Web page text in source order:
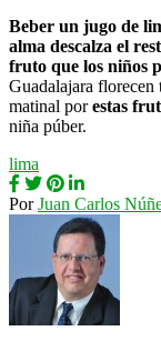
Beber un jugo de
alma descalza el
fruto que los niños
Guadalajara florecen
matinal porestas
niña púber.
lima
Por Juan Carlos